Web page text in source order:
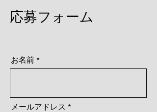
応募フォーム
お名前
メールアドレス